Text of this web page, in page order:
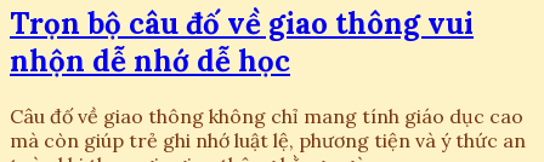
Trọn bộ câu đố về giao thông vui
nhộn dễ nhớ dễ học
Câu đố về giao thông không chỉ mang tính giáo dục cao
mà còn giúp trẻ ghi nhớ luật lệ, phương tiện và ý thức an